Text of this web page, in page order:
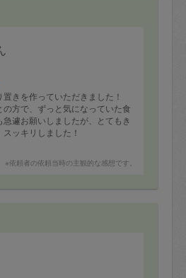
きを作っていただきました！
方で、ずっと気になっていた食
遽お願いしましたが、とてもき
ッキリしました！
ます✨
※依頼者の依頼当時の主観的な感想です。